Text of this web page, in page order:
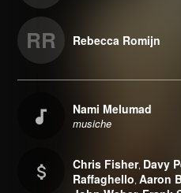
RR Rebecca Romijn
Nami Melumad
musiche
Chris Fisher, Davy
Raffaghello,Aaron